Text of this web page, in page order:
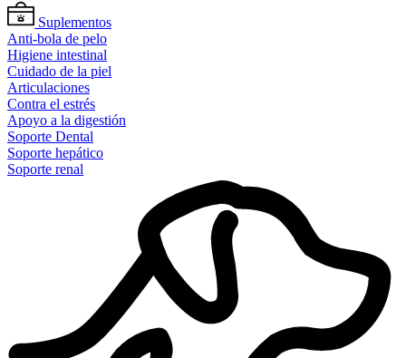
Suplementos
Anti-bola de pelo
Higiene intestinal
Cuidado de la piel
Articulaciones
Contra el estrés
Apoyo a la digestión
Soporte Dental
Soporte hepático
Soporte renal